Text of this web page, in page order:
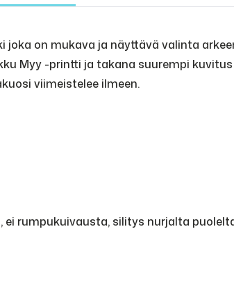
on mukava ja näyttävä valinta
Myy -printti ja takana suurempi
viimeistelee ilmeen.
ei rumpukuivausta, silitys nurjalta